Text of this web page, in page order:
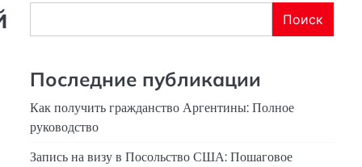
Поиск
Последние публикации
Как получить гражданство Аргентины: Полное
руководство
Запись на визу в Посольство США: Пошаговое